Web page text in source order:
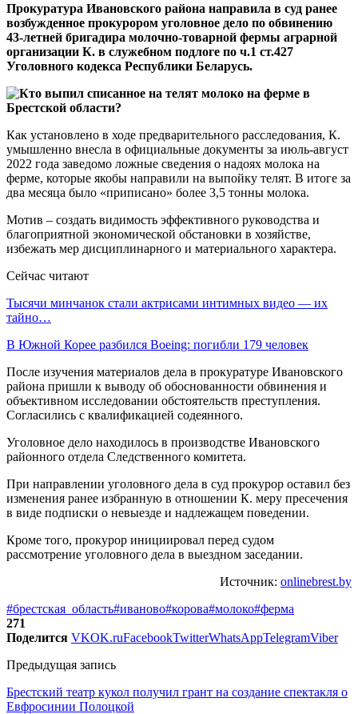
Прокуратура Ивановского района направила в суд ранее
возбужденное прокурором уголовное дело по обвинению
43-летней бригадира молочно-товарной фермы аграрной
организации К. в служебном подлоге по ч.1 ст.427
Уголовного кодекса Республики Беларусь.
Как установлено в ходе предварительного расследования, К.
умышленно внесла в официальные документы за июль-август
2022 года заведомо ложные сведения о надоях молока на
ферме, которые якобы направили на выпойку телят. В итоге за
два месяца было «приписано» более 3,5 тонны молока.
Мотив – создать видимость эффективного руководства и
благоприятной экономической обстановки в хозяйстве,
избежать мер дисциплинарного и материального характера.
Сейчас читают
Тысячи минчанок стали актрисами интимных видео — их
тайно…
В Южной Корее разбился Boeing: погибли 179 человек
После изучения материалов дела в прокуратуре Ивановского
района пришли к выводу об обоснованности обвинения и
объективном исследовании обстоятельств преступления.
Согласились с квалификацией содеянного.
Уголовное дело находилось в производстве Ивановского
районного отдела Следственного комитета.
При направлении уголовного дела в суд прокурор оставил без
изменения ранее избранную в отношении К. меру пресечения
в виде подписки о невыезде и надлежащем поведении.
Кроме того, прокурор инициировал перед судом
рассмотрение уголовного дела в выездном заседании.
Источник: onlinebrest.by
#брестская_область#иваново#корова#молоко#ферма
271
Поделится VKOK.ruFacebookTwitterWhatsAppTelegramViber
Предыдущая запись
Брестский театр кукол получил грант на создание спектакля о
Евфросинии Полоцкой